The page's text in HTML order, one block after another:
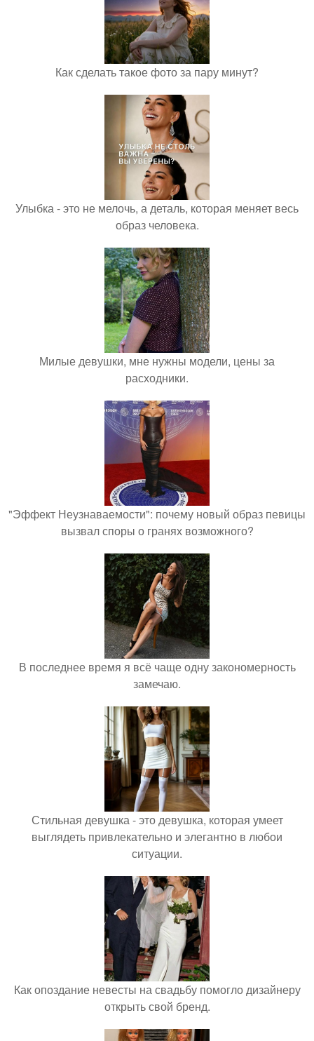
Как сделать такое фото за пару минут?
Улыбка - это не мелочь, а деталь, которая меняет весь
образ человека.
Милые девушки, мне нужны модели, цены за
расходники.
"Эффект Неузнаваемости": почему новый образ певицы
вызвал споры о гранях возможного?
В последнее время я всё чаще одну закономерность
замечаю.
Стильная девушка - это девушка, которая умеет
выглядеть привлекательно и элегантно в любои
ситуации.
Как опоздание невесты на свадьбу помогло дизайнеру
открыть свой бренд.